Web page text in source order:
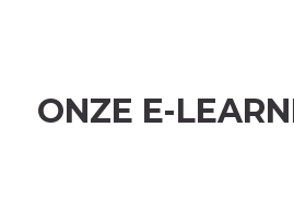
ONZE E-